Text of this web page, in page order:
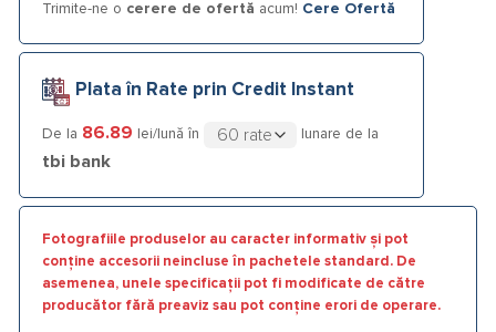
Trimite-ne o cerere de ofertă acum! Cere Ofertă
Plata în Rate prin Credit Instant
De la 86.89 lei/lună în lunare de la
tbi bank
Fotografiile produselor au caracter informativ și pot
conține accesorii neincluse în pachetele standard. De
asemenea, unele specificații pot fi modificate de către
producător fără preaviz sau pot conține erori de operare.